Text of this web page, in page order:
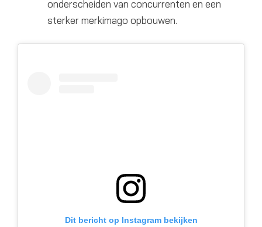
onderscheiden van concurrenten en een
sterker merkimago opbouwen.
Dit bericht op Instagram bekijken